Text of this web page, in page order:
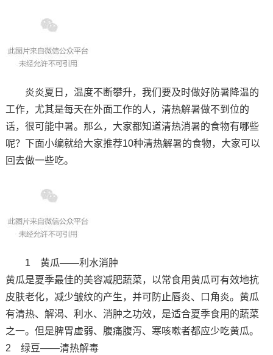
炎炎夏日，温度不断攀升，我们要及时做好防暑降温的
工作，尤其是每天在外面工作的人，清热解暑做不到位的
话，很可能中暑。那么，大家都知道清热消暑的食物有哪些
呢？下面小编就给大家推荐10种清热解暑的食物，大家可以
回去做一些吃。
1 黄瓜——利水消肿
黄瓜是夏季最佳的美容减肥蔬菜，以常食用黄瓜可有效地抗
皮肤老化，减少皱纹的产生，并可防止唇炎、口角炎。黄瓜
有清热、解渴、利水、消肿之功效，是适合夏季食用的蔬菜
之一。但是脾胃虚弱、腹痛腹泻、寒咳嗽者都应少吃黄瓜。
2 绿豆——清热解毒